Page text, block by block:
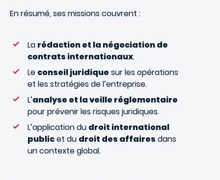
En résumé, ses missions couvrent :
La rédaction et la négociation de
contrats internationaux.
Le conseil juridique sur les opérations
et les stratégies de l’entreprise.
L’analyse et la veille réglementaire
pour prévenir les risques juridiques.
L’application du droit international
publicet du droit des affaires dans
un contexte global.